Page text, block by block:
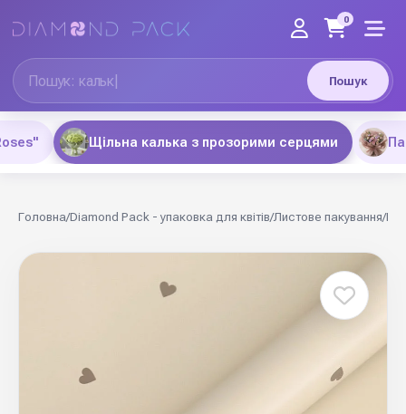
Пошук
0
Щільна калька з прозорими серцями
Головна/Diamond Pack - упаковка для квітів/Листове пакування/